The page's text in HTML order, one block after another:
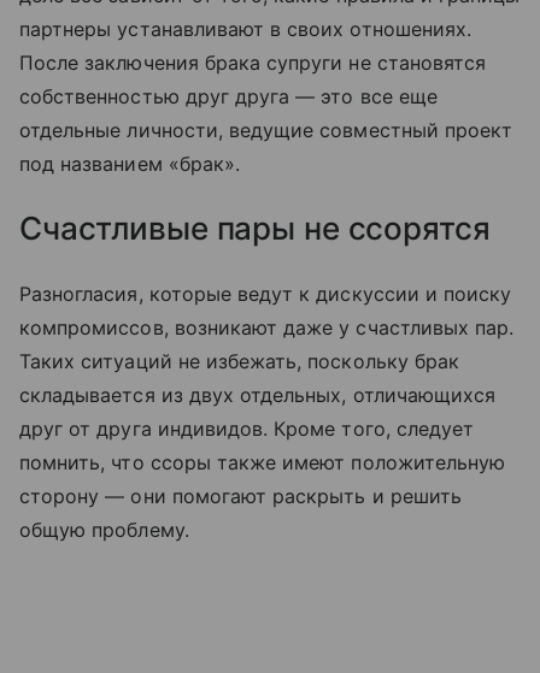
партнеры устанавливают в своих отношениях.
После заключения брака супруги не становятся
собственностью друг друга — это все еще
отдельные личности, ведущие совместный проект
под названием «брак».
Счастливые пары не ссорятся
Разногласия, которые ведут к дискуссии и поиску
компромиссов, возникают даже у счастливых пар.
Таких ситуаций не избежать, поскольку брак
складывается из двух отдельных, отличающихся
друг от друга индивидов. Кроме того, следует
помнить, что ссоры также имеют положительную
сторону — они помогают раскрыть и решить
общую проблему.